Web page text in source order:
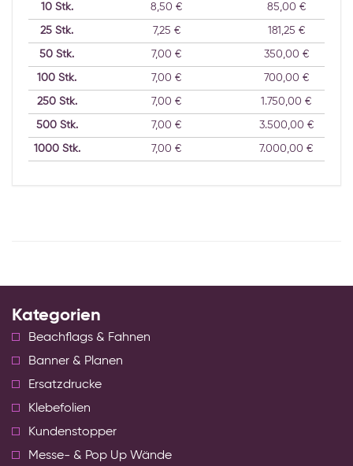
10Stk. 8,50 € 85,00 €
25 Stk. 7,25 € 181,25 €
50 Stk. 7,00 € 350,00 €
100 Stk. 7,00 € 700,00 €
250Stk. 7,00 € 1.750,00 €
500Stk. 7,00 € 3.500,00 €
1000Stk. 7,00 € 7.000,00 €
Kategorien
Beachflags & Fahnen
Banner & Planen
Ersatzdrucke
Klebefolien
Kundenstopper
Messe- & Pop Up Wände